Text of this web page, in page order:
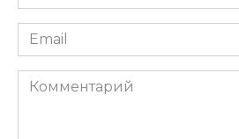
*
Email
*
Комментарий